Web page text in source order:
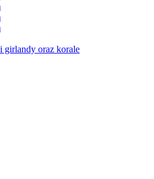
girlandy oraz korale